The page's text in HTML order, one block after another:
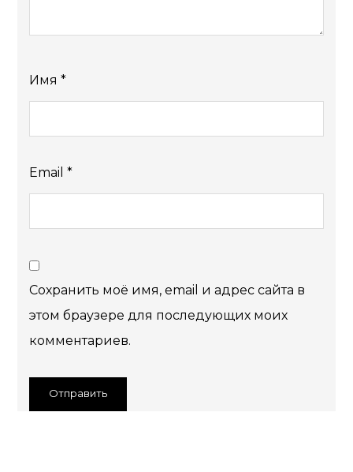
Имя*
Email*
Сохранить моё имя, email и адрес сайта в
этом браузере для последующих моих
комментариев.